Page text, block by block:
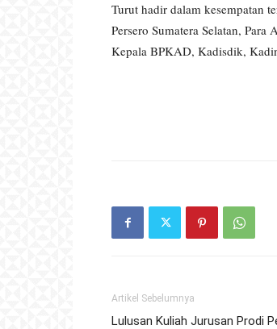
Turut hadir dalam kesempatan
Persero Sumatera Selatan,
Kepala BPKAD, Kadisdik,
Artikel Sebelumnya
Lulusan Kuliah Jurusan Prodi